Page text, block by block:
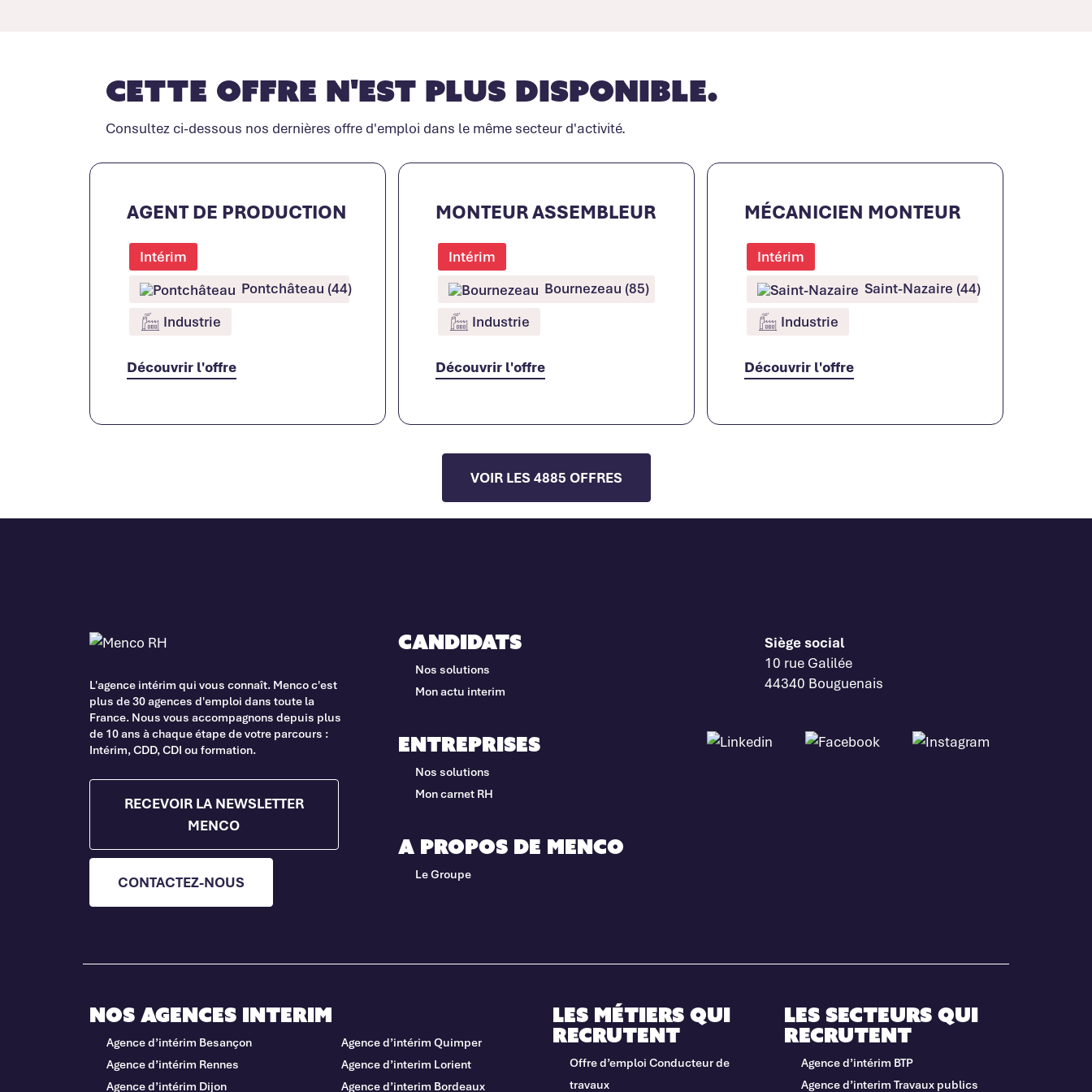
Cette offre n'est plus disponible.
Consultez ci-dessous nos dernières offre d'emploi dans le même secteur d'activité.
AGENT DE PRODUCTION
Intérim
Pontchâteau (44)
Industrie
Découvrir l'offre
MONTEUR ASSEMBLEUR
Intérim
Bournezeau (85)
Industrie
Découvrir l'offre
MÉCANICIEN MONTEUR
Intérim
Saint-Nazaire (44)
Industrie
Découvrir l'offre
VOIR LES 4885 OFFRES
L'agence intérim qui vous connaît. Menco c'est
plus de 30 agences d'emploi dans toute la
France. Nous vous accompagnons depuis plus
de 10 ans à chaque étape de votre parcours :
Intérim, CDD, CDI ou formation.
RECEVOIR LA NEWSLETTER
MENCO
CONTACTEZ-NOUS
Candidats
Nos solutions
Mon actu interim
Entreprises
Nos solutions
Mon carnet RH
A propos de Menco
Le Groupe
Siège social
10 rue Galilée
44340 Bouguenais
Nos agences interim
Agence d’intérim Besançon
Agence d’intérim Rennes
Agence d’intérim Dijon
Agence d’intérim Quimper
Agence d’interim Lorient
Agence d’interim Bordeaux
Les métiers qui
recrutent
Offre d’emploi Conducteur de
travaux
Les secteurs qui
recrutent
Agence d’intérim BTP
Agence d’interim Travaux publics